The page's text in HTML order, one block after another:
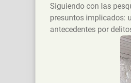
Siguiendo con las
presuntos implicados:
antecedentes por